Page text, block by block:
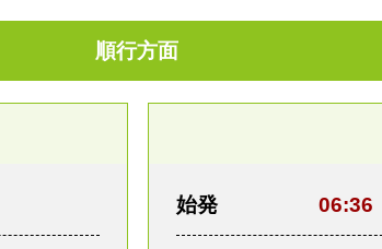
順行方面
始発 06:36